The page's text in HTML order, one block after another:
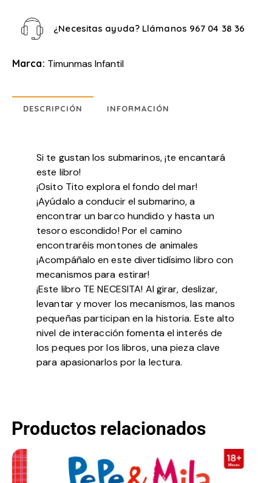
¿Necesitas ayuda? Llámanos 967 04 38 36
Marca: Timunmas Infantil
DESCRIPCIÓN INFORMACIÓN
Si te gustan los submarinos, ¡te encantará
este libro!
¡Osito Tito explora el fondo del mar!
¡Ayúdalo a conducir el submarino, a
encontrar un barco hundido y hasta un
tesoro escondido! Por el camino
encontraréis montones de animales
¡Acompáñalo en este divertidísimo libro con
mecanismos para estirar!
¡Este libro TE NECESITA! Al girar, deslizar,
levantar y mover los mecanismos, las manos
pequeñas participan en la historia. Este alto
nivel de interacción fomenta el interés de
los peques por los libros, una pieza clave
para apasionarlos por la lectura.
Productos relacionados